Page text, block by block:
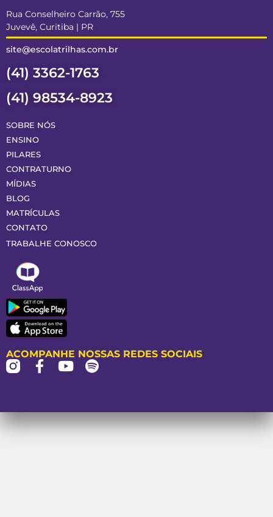
Rua Conselheiro Carrão, 755
Juvevê, Curitiba | PR
site@escolatrilhas.com.br
(41) 3362-1763
(41) 98534-8923
SOBRE NÓS
ENSINO
PILARES
CONTRATURNO
MÍDIAS
BLOG
MATRÍCULAS
CONTATO
TRABALHE CONOSCO
ACOMPANHE NOSSAS REDES SOCIAIS